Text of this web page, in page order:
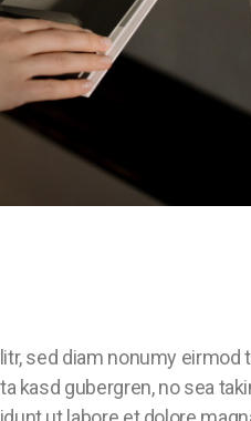
sed diam nonumy
kasd gubergren, no sea